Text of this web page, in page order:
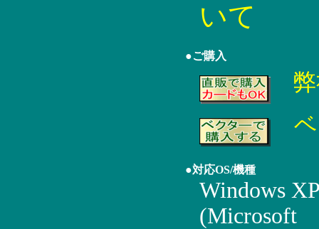
いて
●ご購入
●対応OS/機種
Windows
(Microsoft